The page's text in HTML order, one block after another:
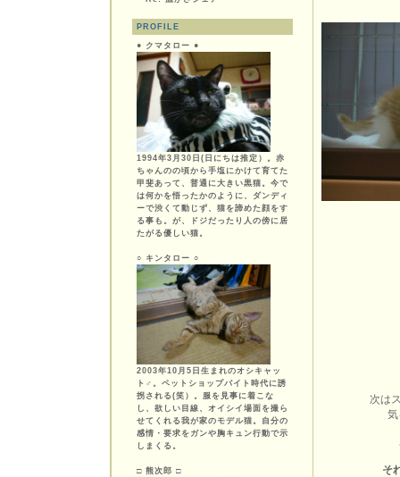
PROFILE
● クマタロー ●
1994年3月30日(日にちは推定）。赤
ちゃんのの頃から手塩にかけて育てた
甲斐あって、普通に大きい黒猫。今で
は何かを悟ったかのように、ダンディ
ーで渋くて動じず、猫を諦めた顔をす
る事も。が、ドジだったり人の傍に居
たがる優しい猫。
○ キンタロー ○
2003年10月5日生まれのオシキャッ
ト♂。ペットショップバイト時代に誘
拐される(笑）。服を見事に着こな
し、欲しい目線、オイシイ場面を撮ら
せてくれる我が家のモデル猫。自分の
感情・要求をガンや胸キュン行動で示
しまくる。
□ 熊次郎 □
次は
そ